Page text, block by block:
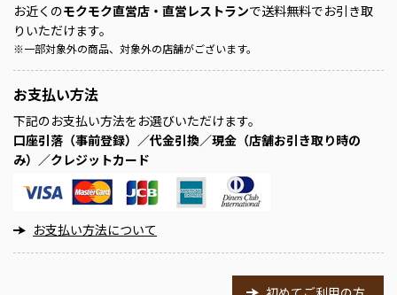
お近くのモクモク直営店・直営レストランで送料無料でお引き取
りいただけます。
※一部対象外の商品、対象外の店舗がございます。
お支払い方法
下記のお支払い方法をお選びいただけます。
口座引落（事前登録）／代金引換／現金（店舗お引き取り時の
み）／クレジットカード
お支払い方法について